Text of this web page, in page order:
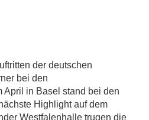
der deutschen
bei den
April in Basel stand bei den
Highlight auf dem
Westfalenhalle trugen die